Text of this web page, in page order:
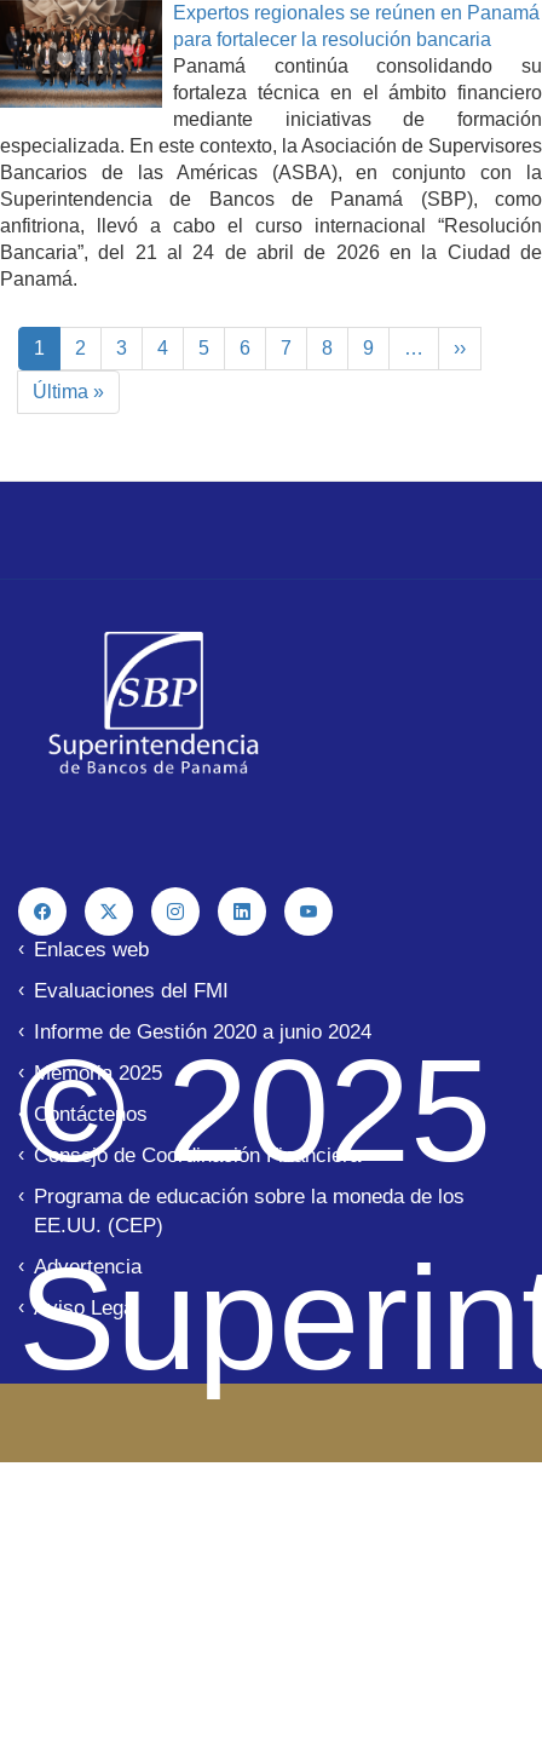
Expertos regionales se reúnen en Panamá
para fortalecer la resolución bancaria
Panamá continúa consolidando su
fortaleza técnica en el ámbito financiero
mediante iniciativas de formación
especializada. En este contexto, la Asociación de Supervisores
Bancarios de las Américas (ASBA), en conjunto con la
Superintendencia de Bancos de Panamá (SBP), como
anfitriona, llevó a cabo el curso internacional “Resolución
Bancaria”, del 21 al 24 de abril de 2026 en la Ciudad de
Panamá.
Paginación
Página
actual
1 Page
2 Page
3 Page
4 Page
5 Page
6 Page
7 Page
8 Page
9 …
Siguiente
página
››
Última
página
Última »
Enlaces web
Evaluaciones del FMI
Informe de Gestión 2020 a junio 2024
Memoria 2025
Contáctenos
Consejo de Coordinación Financiera
Programa de educación sobre la moneda de los
EE.UU. (CEP)
Advertencia
Aviso Legal
© 2025